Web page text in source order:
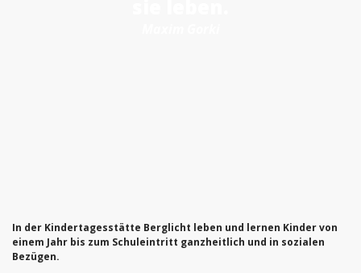
In der Kindertagesstätte Berglicht leben und lernen Kinder von
einem Jahr bis zum Schuleintritt ganzheitlich und in sozialen
Bezügen.